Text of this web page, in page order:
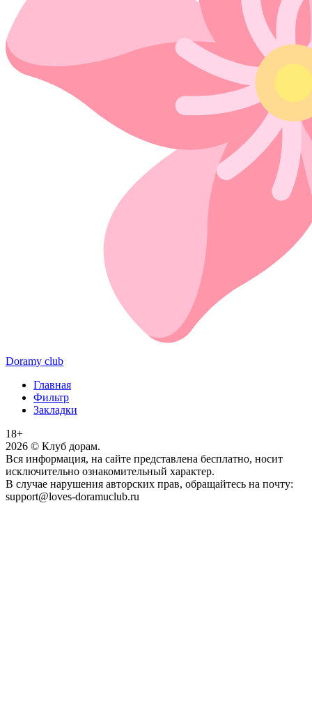
Doramy club
Главная
Фильтр
Закладки
18+
2026 © Клуб дорам.
Вся информация, на сайте представлена бесплатно, носит
исключительно ознакомительный характер.
В случае нарушения авторских прав, обращайтесь на почту:
support@loves-doramuclub.ru